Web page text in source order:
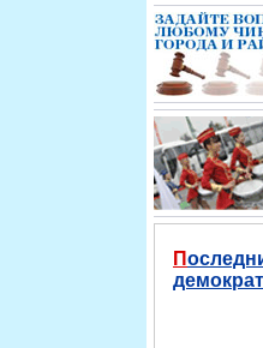
Последний оплот